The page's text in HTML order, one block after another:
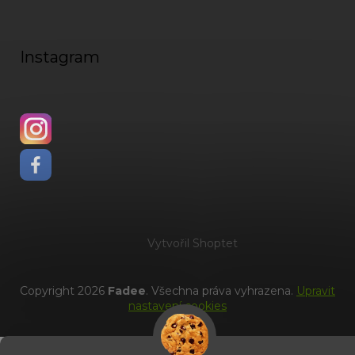
Instagram
Vytvořil Shoptet
Copyright 2026 Fadee. Všechna práva vyhrazena. Upravit
nastavení cookies